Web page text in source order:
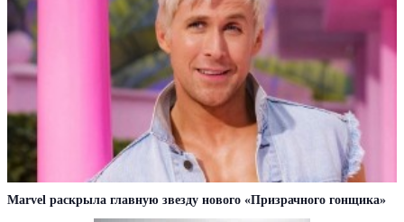
Marvel раскрыла главную звезду нового «Призрачного гонщика»